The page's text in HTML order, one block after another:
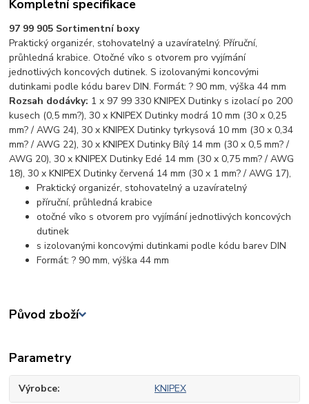
Kompletní specifikace
97 99 905 Sortimentní boxy
Praktický organizér, stohovatelný a uzavíratelný. Příruční,
průhledná krabice. Otočné víko s otvorem pro vyjímání
jednotlivých koncových dutinek. S izolovanými koncovými
dutinkami podle kódu barev DIN. Formát: ? 90 mm, výška 44 mm
Rozsah dodávky: 1 x 97 99 330 KNIPEX Dutinky s izolací po 200
kusech (0,5 mm?), 30 x KNIPEX Dutinky modrá 10 mm (30 x 0,25
mm? / AWG 24), 30 x KNIPEX Dutinky tyrkysová 10 mm (30 x 0,34
mm? / AWG 22), 30 x KNIPEX Dutinky Bílý 14 mm (30 x 0,5 mm? /
AWG 20), 30 x KNIPEX Dutinky Edé 14 mm (30 x 0,75 mm? / AWG
18), 30 x KNIPEX Dutinky červená 14 mm (30 x 1 mm? / AWG 17),
Praktický organizér, stohovatelný a uzavíratelný
příruční, průhledná krabice
otočné víko s otvorem pro vyjímání jednotlivých koncových
dutinek
s izolovanými koncovými dutinkami podle kódu barev DIN
Formát: ? 90 mm, výška 44 mm
Původ zboží
Parametry
Výrobce KNIPEX